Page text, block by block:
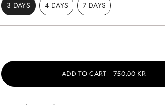
OR
UNAVAILABLE
3 DAYS
VARIANT
SOLD
4 DAYS
VARIANT
SOLD
7 DAYS
VARIANT
SOLD
ADD TO CART 750,00 KR